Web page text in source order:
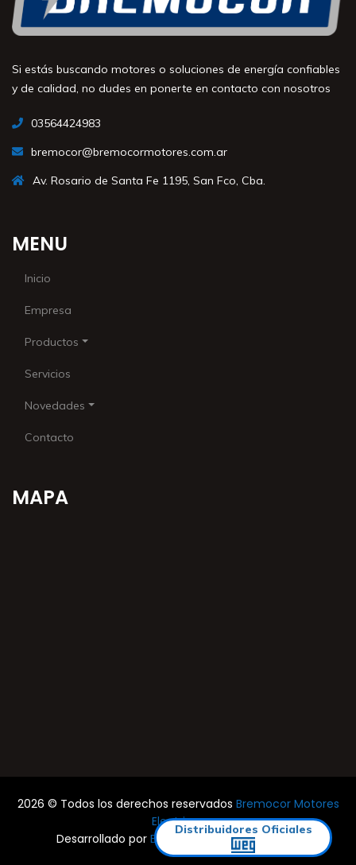
Distribuidores Oficiales
Si estás buscando motores o soluciones de energía confiables
y de calidad, no dudes en ponerte en contacto con nosotros
03564424983
bremocor@bremocormotores.com.ar
Av. Rosario de Santa Fe 1195, San Fco, Cba.
MENU
Inicio
Empresa
Productos
Servicios
Novedades
Contacto
MAPA
2026 © Todos los derechos reservados Bremocor Motores
Electricos
Desarrollado por Estudio Rocha & Asociados